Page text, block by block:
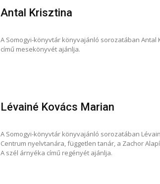
Antal Krisztina
A Somogyi-könyvtár könyvajánló sorozatában Antal
című mesekönyvét ajánlja.
Lévainé Kovács Marian
A Somogyi-könyvtár könyvajánló sorozatában
Centrum nyelvtanára, független tanár, a Zachor
A szél árnyéka című regényét ajánlja.